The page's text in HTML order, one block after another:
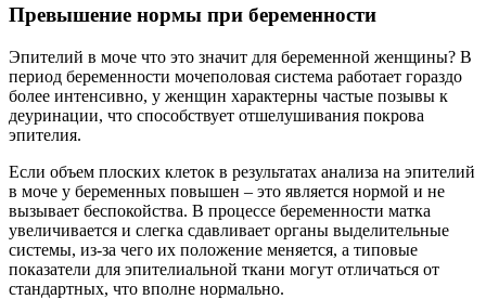
Превышение нормы при беременности
Эпителий в моче что это значит для беременной женщины? В
период беременности мочеполовая система работает гораздо
более интенсивно, у женщин характерны частые позывы к
деуринации, что способствует отшелушивания покрова
эпителия.
Если объем плоских клеток в результатах анализа на эпителий
в моче у беременных повышен – это является нормой и не
вызывает беспокойства. В процессе беременности матка
увеличивается и слегка сдавливает органы выделительные
системы, из-за чего их положение меняется, а типовые
показатели для эпителиальной ткани могут отличаться от
стандартных, что вполне нормально.